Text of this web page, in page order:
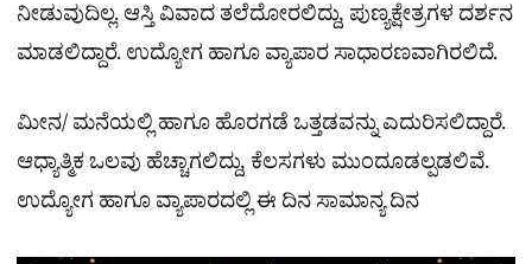
ನೀಡುವುದಿಲ್ಲ. ಆಸ್ತಿ ವಿವಾದ ತಲೆದೋರಲಿದ್ದು, ಪುಣ್ಯಕ್ಷೇತ್ರಗಳ ದರ್ಶನ
ಮಾಡಲಿದ್ದಾರೆ. ಉದ್ಯೋಗ ಹಾಗೂ ವ್ಯಾಪಾರ ಸಾಧಾರಣವಾಗಿರಲಿದೆ.
ಮೀನ/ ಮನೆಯಲ್ಲಿ ಹಾಗೂ ಹೊರಗಡೆ ಒತ್ತಡವನ್ನು ಎದುರಿಸಲಿದ್ದಾರೆ.
ಆಧ್ಯಾತ್ಮಿಕ ಒಲವು ಹೆಚ್ಚಾಗಲಿದ್ದು, ಕೆಲಸಗಳು ಮುಂದೂಡಲ್ಪಡಲಿವೆ.
ಉದ್ಯೋಗ ಹಾಗೂ ವ್ಯಾಪಾರದಲ್ಲಿ ಈ ದಿನ ಸಾಮಾನ್ಯ ದಿನ